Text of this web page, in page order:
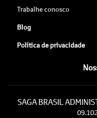
Trabalhe conosco
Blog
Política de privacidade
SAGA BRASIL